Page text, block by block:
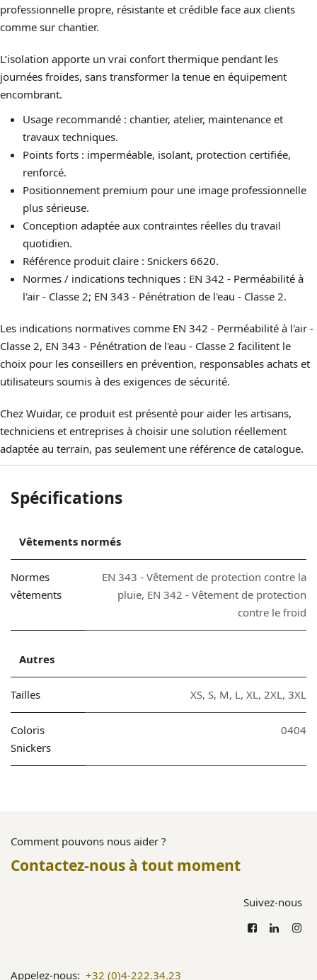
professionnelle propre, résistante et crédible face aux clients
comme sur chantier.
L’isolation apporte un vrai confort thermique pendant les
journées froides, sans transformer la tenue en équipement
encombrant.
Usage recommandé : chantier, atelier, maintenance et
travaux techniques.
Points forts : imperméable, isolant, protection certifiée,
renforcé.
Positionnement premium pour une image professionnelle
plus sérieuse.
Conception adaptée aux contraintes réelles du travail
quotidien.
Référence produit claire : Snickers 6620.
Normes / indications techniques : EN 342 - Perméabilité à
l'air - Classe 2; EN 343 - Pénétration de l'eau - Classe 2.
Les indications normatives comme EN 342 - Perméabilité à l'air -
Classe 2, EN 343 - Pénétration de l'eau - Classe 2 facilitent le
choix pour les conseillers en prévention, responsables achats et
utilisateurs soumis à des exigences de sécurité.
Chez Wuidar, ce produit est présenté pour aider les artisans,
techniciens et entreprises à choisir une solution réellement
adaptée au terrain, pas seulement une référence de catalogue.
Spécifications
Vêtements normés
Normes
vêtements
EN 343 - Vêtement de protection contre la
pluie, EN 342 - Vêtement de protection
contre le froid
Autres
Tailles XS, S, M, L, XL, 2XL, 3XL
Coloris
Snickers
0404
Comment pouvons nous aider ?
Contactez-nous à tout moment
Suivez-nous
Appelez-nous: +32 (0)4-222.34.23